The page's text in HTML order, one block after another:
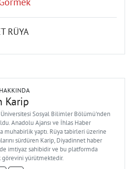
RÜYA
Karip
Sosyal Bilimler Bölümü'nden
Anadolu Ajansı ve İhlas Haber
muhabirlik yaptı. Rüya tabirleri üzerine
sürdüren Karip, Diyadinnet haber
imtiyaz sahibidir ve bu platformda
yürütmektedir.